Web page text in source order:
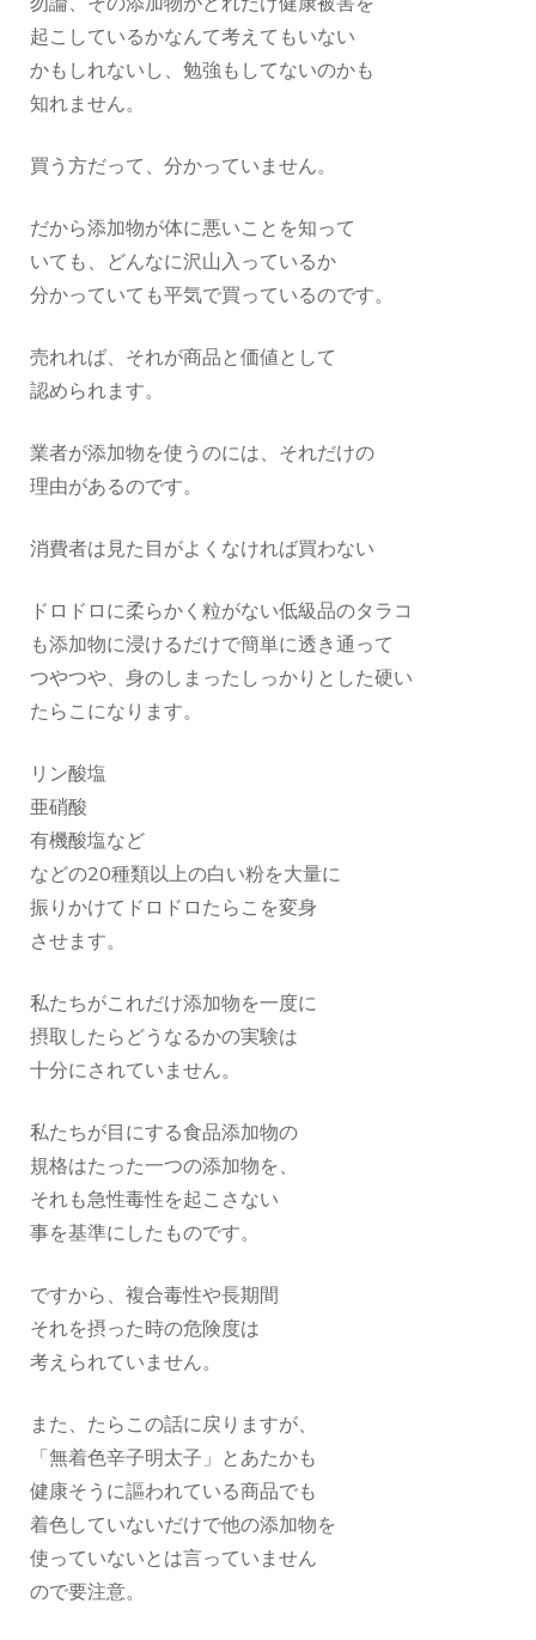
起こしているかなんて考えてもいない
かもしれないし、勉強もしてないのかも
知れません。
買う方だって、分かっていません。
だから添加物が体に悪いことを知って
いても、どんなに沢山入っているか
分かっていても平気で買っているのです。
売れれば、それが商品と価値として
認められます。
業者が添加物を使うのには、それだけの
理由があるのです。
消費者は見た目がよくなければ買わない
ドロドロに柔らかく粒がない低級品のタラコ
も添加物に浸けるだけで簡単に透き通って
つやつや、身のしまったしっかりとした硬い
たらこになります。
リン酸塩
亜硝酸
有機酸塩など
などの20種類以上の白い粉を大量に
振りかけてドロドロたらこを変身
させます。
私たちがこれだけ添加物を一度に
摂取したらどうなるかの実験は
十分にされていません。
私たちが目にする食品添加物の
規格はたった一つの添加物を、
それも急性毒性を起こさない
事を基準にしたものです。
ですから、複合毒性や長期間
それを摂った時の危険度は
考えられていません。
また、たらこの話に戻りますが、
「無着色辛子明太子」とあたかも
健康そうに謳われている商品でも
着色していないだけで他の添加物を
使っていないとは言っていません
ので要注意。